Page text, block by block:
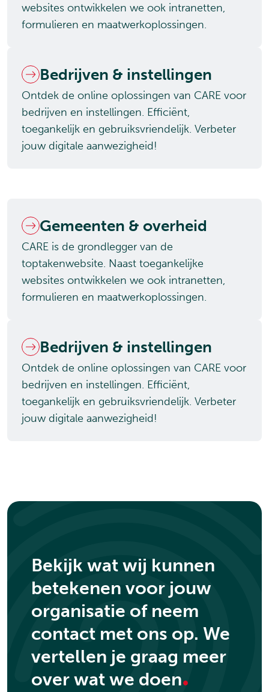
websites ontwikkelen we ook intranetten,
formulieren en maatwerkoplossingen.
Bedrijven & instellingen
Ontdek de online oplossingen van CARE voor
bedrijven en instellingen. Efficiënt,
toegankelijk en gebruiksvriendelijk. Verbeter
jouw digitale aanwezigheid!
Gemeenten & overheid
CARE is de grondlegger van de
toptakenwebsite. Naast toegankelijke
websites ontwikkelen we ook intranetten,
formulieren en maatwerkoplossingen.
Bedrijven & instellingen
Ontdek de online oplossingen van CARE voor
bedrijven en instellingen. Efficiënt,
toegankelijk en gebruiksvriendelijk. Verbeter
jouw digitale aanwezigheid!
Bekijk wat wij kunnen
betekenen voor jouw
organisatie of neem
contact met ons op. We
vertellen je graag meer
over wat we doen.